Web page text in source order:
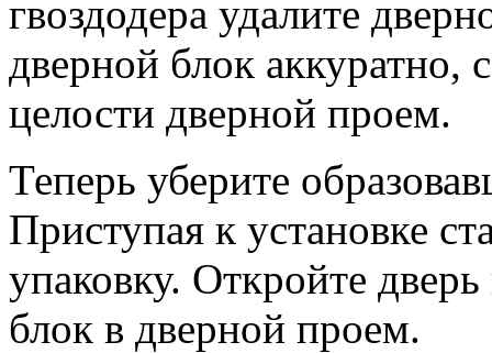
гвоздодера удалите
дверной блок аккуратно,
целости дверной проем.
Теперь уберите
Приступая к установке
упаковку. Откройте
блок в дверной проем.